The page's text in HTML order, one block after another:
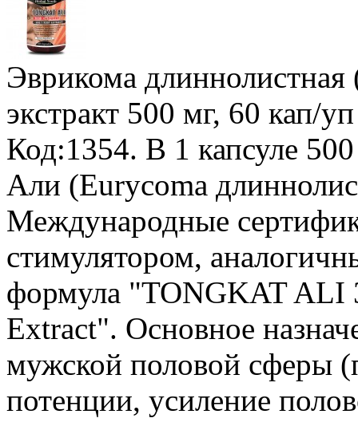
Эврикома длиннолистная
экстракт 500 мг, 60 кап/уп
Код:1354. В 1 капсуле
Али (Eurycoma
Международные
стимулятором,
формула "TONGKAT ALI
Extract". Основное
мужской половой сферы
потенции, усиление